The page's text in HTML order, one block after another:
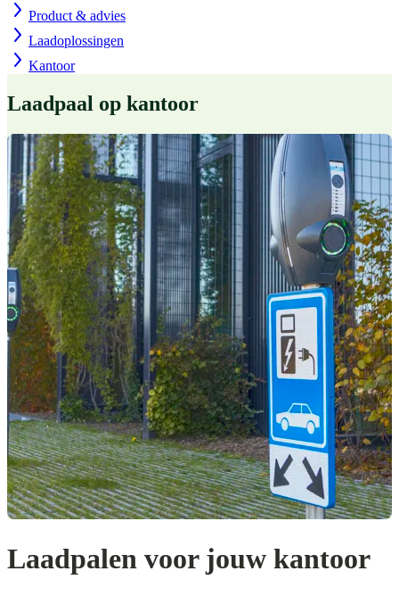
Product & advies
Laadoplossingen
Kantoor
Laadpaal op kantoor
Laadpalen voor jouw kantoor